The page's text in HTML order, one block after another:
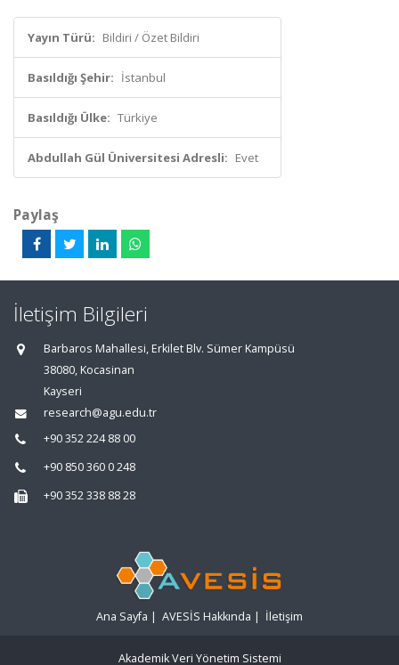
Yayın Türü: Bildiri / Özet Bildiri
Basıldığı Şehir: İstanbul
Basıldığı Ülke: Türkiye
Abdullah Gül Üniversitesi Adresli: Evet
Paylaş
İletişim Bilgileri
Barbaros Mahallesi, Erkilet Blv. Sümer Kampüsü
38080, Kocasinan
Kayseri
research@agu.edu.tr
+90 352 224 88 00
+90 850 360 0 248
+90 352 338 88 28
Ana Sayfa | AVESİS Hakkında | İletişim
Akademik Veri Yönetim Sistemi